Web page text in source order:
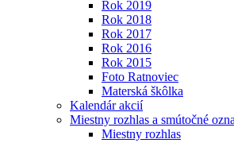
Rok 2019
Rok 2018
Rok 2017
Rok 2016
Rok 2015
Foto Ratnoviec
Materská škôlka
Kalendár akcií
Miestny rozhlas a smútočné
Miestny rozhlas